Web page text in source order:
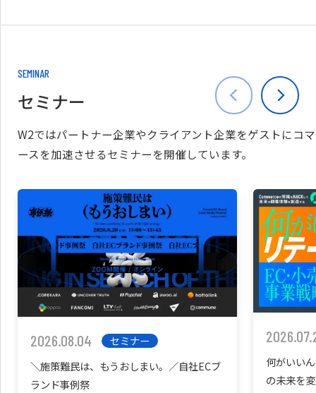
SEMINAR
セミナー
W2ではパートナー企業やクライアント企業をゲストにコマ
ースを加速させるセミナーを開催しています。
2026.08.04
セミナー
＼施策難民は、もうおしまい。／自社ECブ
ランド事例祭
何がいい
の未来を